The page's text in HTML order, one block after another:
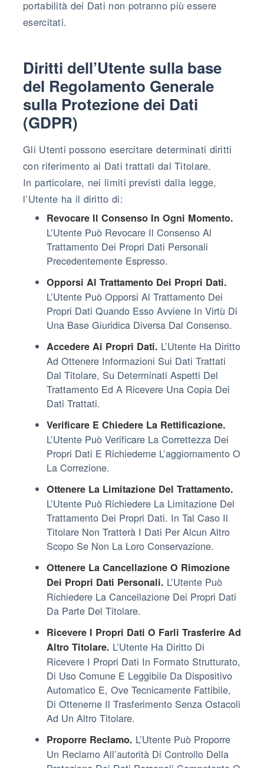
portabilità dei Dati non potranno più essere
esercitati.
Diritti dell’Utente sulla base
del Regolamento Generale
sulla Protezione dei Dati
(GDPR)
Gli Utenti possono esercitare determinati diritti
con riferimento ai Dati trattati dal Titolare.
In particolare, nei limiti previsti dalla legge,
l’Utente ha il diritto di:
Revocare Il Consenso In Ogni Momento.
L’Utente Può Revocare Il Consenso Al
Trattamento Dei Propri Dati Personali
Precedentemente Espresso.
Opporsi Al Trattamento Dei Propri Dati.
L’Utente Può Opporsi Al Trattamento Dei
Propri Dati Quando Esso Avviene In Virtù Di
Una Base Giuridica Diversa Dal Consenso.
Accedere Ai Propri Dati. L’Utente Ha Diritto
Ad Ottenere Informazioni Sui Dati Trattati
Dal Titolare, Su Determinati Aspetti Del
Trattamento Ed A Ricevere Una Copia Dei
Dati Trattati.
Verificare E Chiedere La Rettificazione.
L’Utente Può Verificare La Correttezza Dei
Propri Dati E Richiederne L’aggiornamento O
La Correzione.
Ottenere La Limitazione Del Trattamento.
L’Utente Può Richiedere La Limitazione Del
Trattamento Dei Propri Dati. In Tal Caso Il
Titolare Non Tratterà I Dati Per Alcun Altro
Scopo Se Non La Loro Conservazione.
Ottenere La Cancellazione O Rimozione
Dei Propri Dati Personali. L’Utente Può
Richiedere La Cancellazione Dei Propri Dati
Da Parte Del Titolare.
Ricevere I Propri Dati O Farli Trasferire Ad
Altro Titolare. L’Utente Ha Diritto Di
Ricevere I Propri Dati In Formato Strutturato,
Di Uso Comune E Leggibile Da Dispositivo
Automatico E, Ove Tecnicamente Fattibile,
Di Ottenerne Il Trasferimento Senza Ostacoli
Ad Un Altro Titolare.
Proporre Reclamo. L’Utente Può Proporre
Un Reclamo All’autorità Di Controllo Della